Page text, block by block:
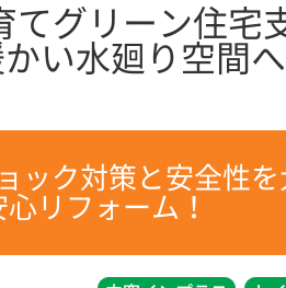
てグリーン住宅
い水廻り空間へ
ック対策と安全性を
リフォーム！